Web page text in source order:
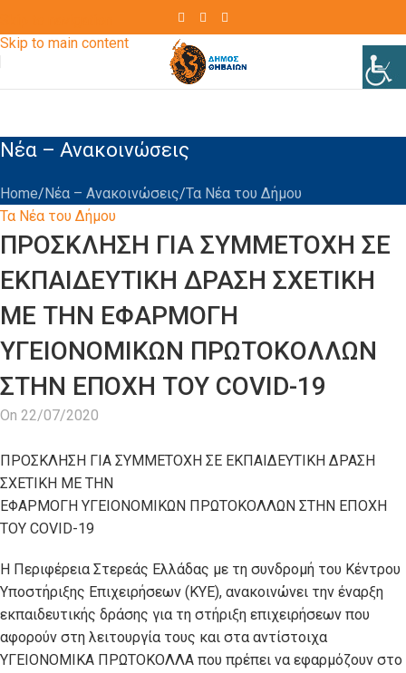
Skip to main content
Νέα – Ανακοινώσεις
Home Νέα – Ανακοινώσεις Τα Νέα του Δήμου
Τα Νέα του Δήμου
ΠΡΟΣΚΛΗΣΗ ΓΙΑ ΣΥΜΜΕΤΟΧΗ ΣΕ
ΕΚΠΑΙΔΕΥΤΙΚΗ ΔΡΑΣΗ ΣΧΕΤΙΚΗ
ΜΕ ΤΗΝ ΕΦΑΡΜΟΓΗ
ΥΓΕΙΟΝΟΜΙΚΩΝ ΠΡΩΤΟΚΟΛΛΩΝ
ΣΤΗΝ ΕΠΟΧΗ ΤΟΥ COVID-19
On 22/07/2020
ΠΡΟΣΚΛΗΣΗ ΓΙΑ ΣΥΜΜΕΤΟΧΗ ΣΕ ΕΚΠΑΙΔΕΥΤΙΚΗ ΔΡΑΣΗ
ΣΧΕΤΙΚΗ ΜΕ ΤΗΝ
ΕΦΑΡΜΟΓΗ ΥΓΕΙΟΝΟΜΙΚΩΝ ΠΡΩΤΟΚΟΛΛΩΝ ΣΤΗΝ ΕΠΟΧΗ
ΤΟΥ COVID-19
Η Περιφέρεια Στερεάς Ελλάδας με τη συνδρομή του Κέντρου
Υποστήριξης Επιχειρήσεων (ΚΥΕ), ανακοινώνει την έναρξη
εκπαιδευτικής δράσης για τη στήριξη επιχειρήσεων που
αφορούν στη λειτουργία τους και στα αντίστοιχα
ΥΓΕΙΟΝΟΜΙΚΑ ΠΡΩΤΟΚΟΛΛΑ που πρέπει να εφαρμόζουν στο